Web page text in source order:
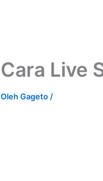
Cara Live
OlehGageto /